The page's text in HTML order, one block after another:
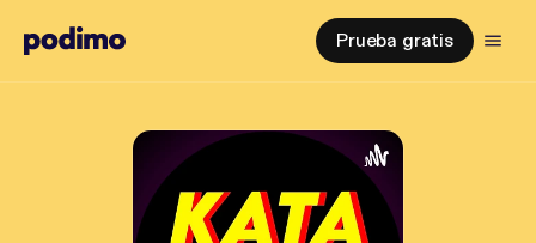
Prueba gratis